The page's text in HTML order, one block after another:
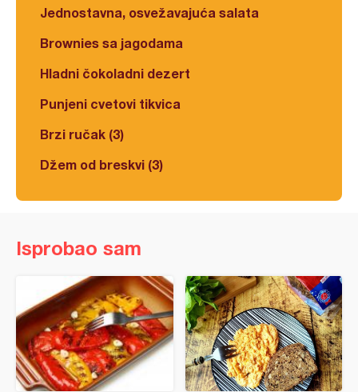
Jednostavna, osvežavajuća salata
Brownies sa jagodama
Hladni čokoladni dezert
Punjeni cvetovi tikvica
Brzi ručak (3)
Džem od breskvi (3)
Isprobao sam